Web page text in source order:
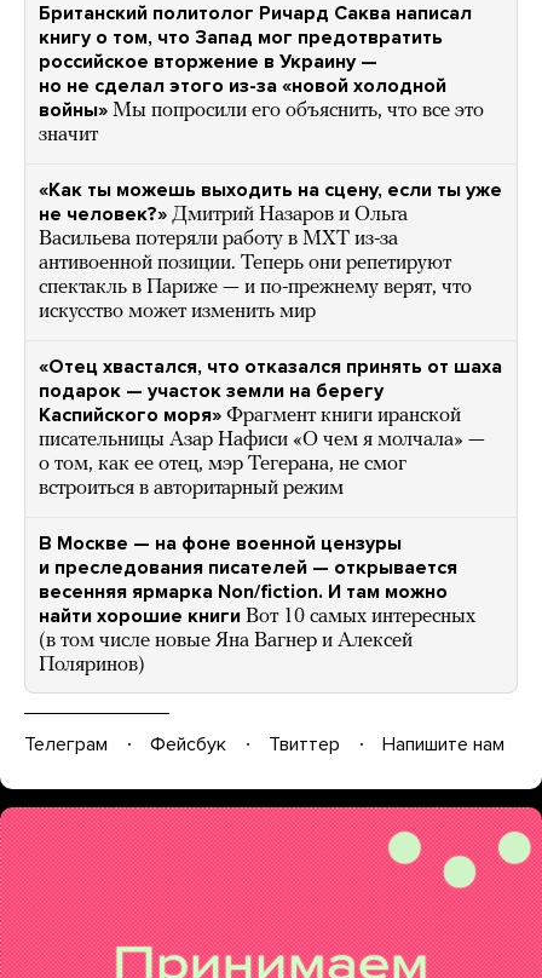
Британский политолог Ричард Саква написал
книгу о том, что Запад мог предотвратить
российское вторжение в Украину —
но не сделал этого из-за «новой холодной
войны» Мы попросили его объяснить, что все это
значит
«Как ты можешь выходить на сцену, если ты уже
не человек?» Дмитрий Назаров и Ольга
Васильева потеряли работу в МХТ из-за
антивоенной позиции. Теперь они репетируют
спектакль в Париже — и по-прежнему верят, что
искусство может изменить мир
«Отец хвастался, что отказался принять от шаха
подарок — участок земли на берегу
Каспийского моря» Фрагмент книги иранской
писательницы Азар Нафиси «О чем я молчала» —
о том, как ее отец, мэр Тегерана, не смог
встроиться в авторитарный режим
В Москве — на фоне военной цензуры
и преследования писателей — открывается
весенняя ярмарка Non/fiction. И там можно
найти хорошие книги Вот 10 самых интересных
(в том числе новые Яна Вагнер и Алексей
Поляринов)
Телеграм Фейсбук Твиттер Напишите нам